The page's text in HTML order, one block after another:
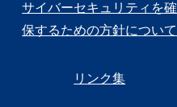
サイバーセキュリティを確
保するための方針について
リンク集